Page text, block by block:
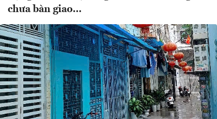
chưa bàn giao…